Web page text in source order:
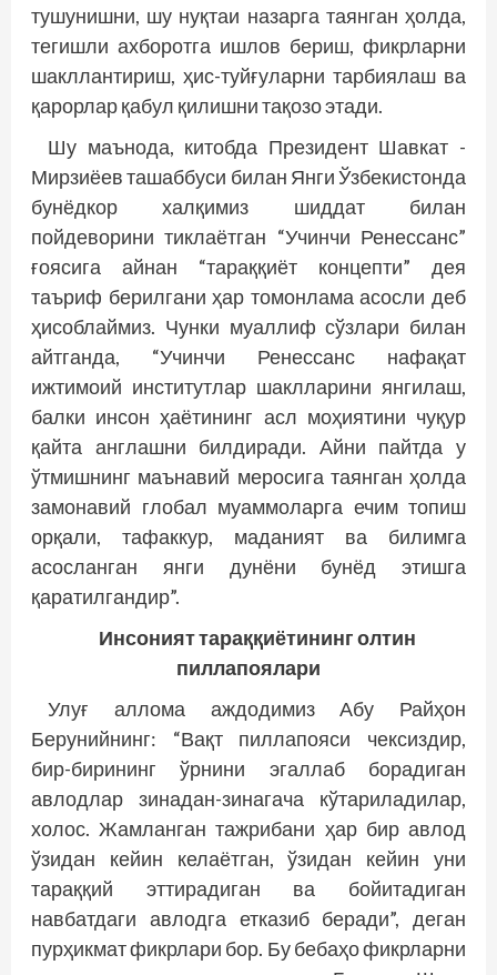
тушунишни, шу нуқтаи назарга таянган ҳолда,
тегишли ахборотга ишлов бериш, фикрларни
шакллантириш, ҳис-туйғуларни тарбиялаш ва
қарорлар қабул қилишни тақозо этади.
Шу маънода, китобда Президент Шавкат ­
Мирзиёев ташаббуси билан Янги Ўзбекистонда
бун­ёдкор халқимиз шиддат билан
пойдеворини тиклаётган “Учинчи Ренессанс”
ғоясига айнан “тараққиёт концепти” дея
таъриф берилгани ҳар томонлама асосли деб
ҳисоблаймиз. Чунки муаллиф сўзлари билан
айтганда, “Учинчи Ренессанс нафақат
ижтимоий институтлар шаклларини янгилаш,
балки инсон ҳаётининг асл моҳиятини чуқур
қайта англашни билдиради. Айни пайтда у
ўтмишнинг маънавий меросига таянган ҳолда
замонавий глобал муаммоларга ечим топиш
орқали, тафаккур, маданият ва билимга
асосланган янги дунёни бунёд этишга
қаратилгандир”.
Инсоният тараққиётининг олтин
пиллапоялари
Улуғ аллома аждодимиз Абу Райҳон
Берунийнинг: “Вақт пиллапояси чексиздир,
бир-бирининг ўрнини эгаллаб борадиган
авлодлар зинадан-зинагача кўтариладилар,
холос. Жамланган тажрибани ҳар бир авлод
ўзидан кейин келаётган, ўзидан кейин уни
тараққий эттирадиган ва бойитадиган
навбатдаги авлодга етказиб беради”, деган
пурҳикмат фикрлари бор. Бу бебаҳо фикрларни